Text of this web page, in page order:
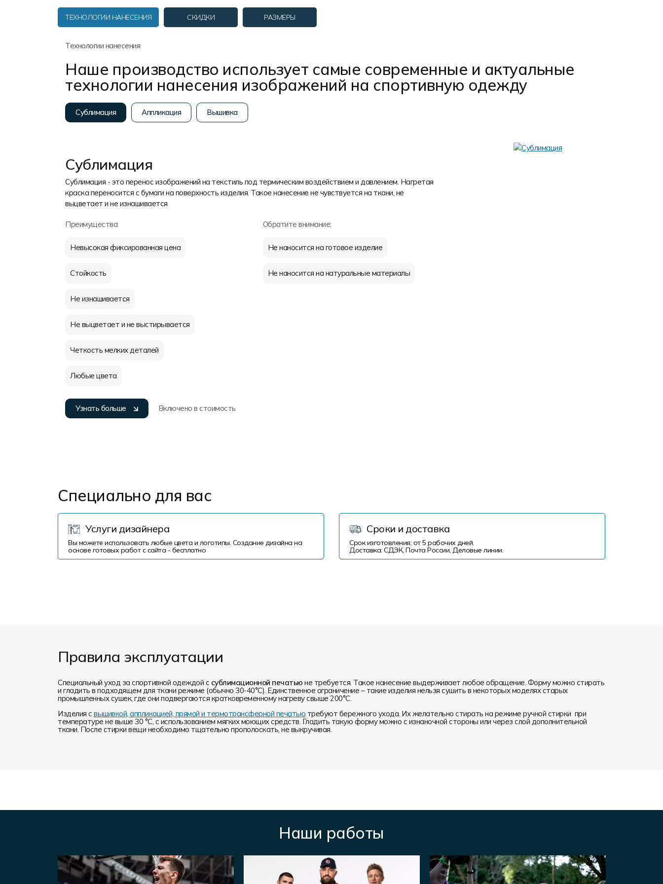
ТЕХНОЛОГИИ НАНЕСЕНИЯ СКИДКИ РАЗМЕРЫ
Технологии нанесения
Наше производство использует самые современные и актуальные
технологии нанесения изображений на спортивную одежду
Сублимация Аппликация Вышивка
Сублимация
Сублимация - это перенос изображений на текстиль под термическим воздействием и давлением. Нагретая
краска переносится с бумаги на поверхность изделия. Такое нанесение не чувствуется на ткани, не
выцветает и не изнашивается
Преимущества:
Невысокая фиксированная цена
Стойкость
Не изнашивается
Не выцветает и не выстирывается
Четкость мелких деталей
Любые цвета
Обратите внимание:
Не наносится на готовое изделие
Не наносится на натуральные материалы
Узнать больше Включено в стоимость
Специально для вас
Услуги дизайнера
Вы можете использовать любые цвета и логотипы. Создание дизайна на
основе готовых работ с сайта - бесплатно
Сроки и доставка
Срок изготовления: от 5 рабочих дней.
Доставка: СДЭК, Почта России, Деловые линии.
Правила эксплуатации
Специальный уход за спортивной одеждой с сублимационной печатью не требуется. Такое нанесение выдерживает любое обращение. Форму можно стирать
и гладить в подходящем для ткани режиме (обычно 30-40°С). Единственное ограничение – такие изделия нельзя сушить в некоторых моделях старых
промышленных сушек, где они подвергаются кратковременному нагреву свыше 200°С.
Изделия с вышивкой, аппликацией, прямой и термотрансферной печатью требуют бережного ухода. Их желательно стирать на режиме ручной стирки при
температуре не выше 30 °C, с использованием мягких моющих средств. Гладить такую форму можно с изнаночной стороны или через слой дополнительной
ткани. После стирки вещи необходимо тщательно прополоскать, не выкручивая.
Наши работы
Форма в наличии
Распродажа
Реквизиты
Система скидок и наценок
Пользовательское соглашение